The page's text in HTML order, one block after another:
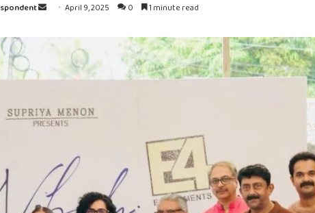
Send
email
April 9, 2025 0 1 minute read